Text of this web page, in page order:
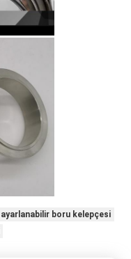
ayarlanabilir boru kelepçesi